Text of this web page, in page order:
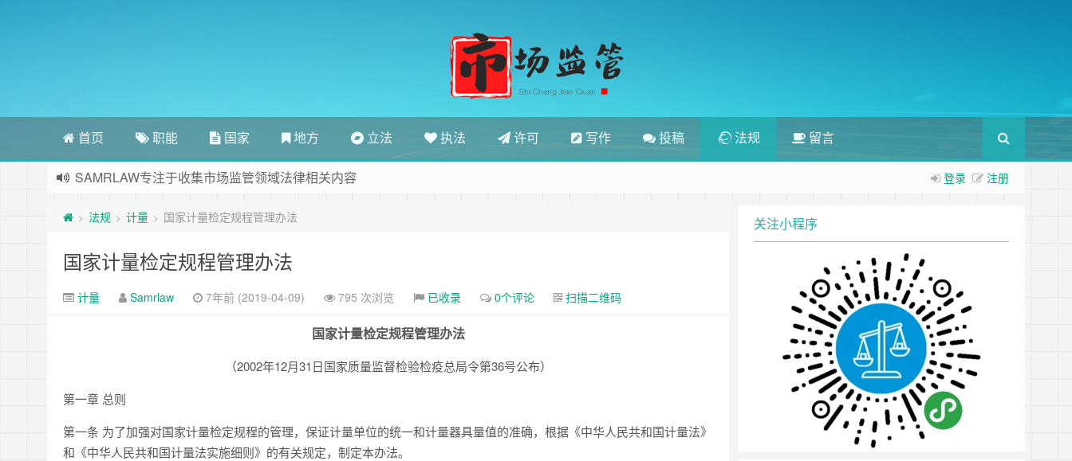
首页 职能 国家 地方 立法 执法 许可 写作 投稿 法规 留言
登录 注册
SAMRLAW专注于收集市场监管领域法律相关内容
> 法规 > 计量 > 国家计量检定规程管理办法
国家计量检定规程管理办法
计量 Samrlaw 7年前 (2019-04-09) 795 次浏览 已收录 0个评论 扫描二维码
国家计量检定规程管理办法
（2002年12月31日国家质量监督检验检疫总局令第36号公布）
第一章 总则
第一条 为了加强对国家计量检定规程的管理，保证计量单位的统一和计量器具量值的准确，根据《中华人民共和国计量法》
和《中华人民共和国计量法实施细则》的有关规定，制定本办法。
关注小程序